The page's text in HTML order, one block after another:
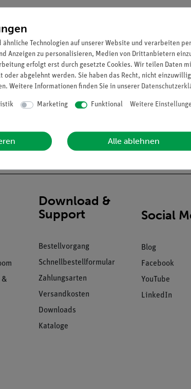
(39288-00),d i = 8 mm, an den Flansch der
&
Download &
Support
Bestellvorgang
Schnellbestellformular
Zahlungsarten
Versandkosten
Downloads
Kataloge
Social
Blog
Facebook
YouTube
LinkedIn
Technologien auf unserer Website und verarbeiten
Anzeigen zu personalisieren, Medien von Drittanbietern
erfolgt erst durch gesetzte Cookies. Wir teilen Daten
oder abgelehnt werden. Sie haben das Recht, nicht
Weitere Informationen finden Sie in unserer
Marketing Funktional Weitere
Alle ablehnen